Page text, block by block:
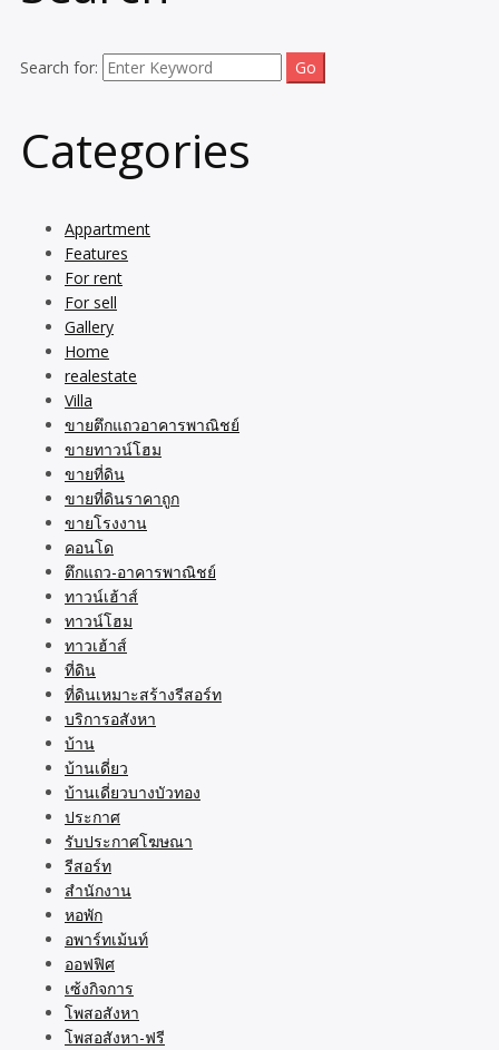
Search for:
Categories
Appartment
Features
For rent
For sell
Gallery
Home
realestate
Villa
ขายตึกแถวอาคารพาณิชย์
ขายทาวน์โฮม
ขายที่ดิน
ขายที่ดินราคาถูก
ขายโรงงาน
คอนโด
ตึกแถว-อาคารพาณิชย์
ทาวน์เฮ้าส์
ทาวน์โฮม
ทาวเฮ้าส์
ที่ดิน
ที่ดินเหมาะสร้างรีสอร์ท
บริการอสังหา
บ้าน
บ้านเดี่ยว
บ้านเดี่ยวบางบัวทอง
ประกาศ
รับประกาศโฆษณา
รีสอร์ท
สำนักงาน
หอพัก
อพาร์ทเม้นท์
ออฟฟิศ
เซ้งกิจการ
โพสอสังหา
โพสอสังหา-ฟรี